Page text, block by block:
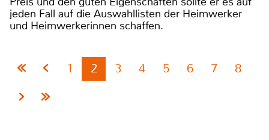
jeden Fall auf die Auswahllisten der Heimwerker
und Heimwerkerinnen schaffen.
1 2 3 4 5 6 7 8